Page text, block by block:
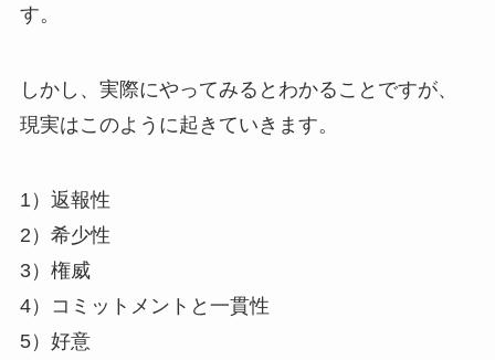
す。
しかし、実際にやってみるとわかることですが、
現実はこのように起きていきます。
1）返報性
2）希少性
3）権威
4）コミットメントと一貫性
5）好意